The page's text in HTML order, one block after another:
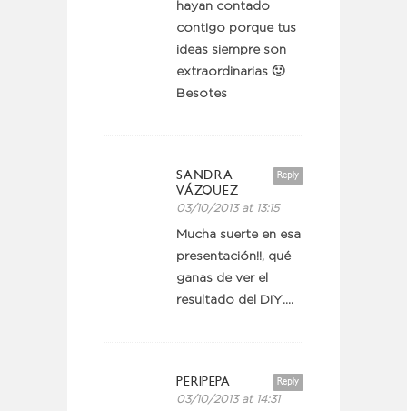
hayan contado
contigo porque tus
ideas siempre son
extraordinarias 🙂
Besotes
Reply
SANDRA
VÁZQUEZ
03/10/2013 at 13:15
Mucha suerte en esa
presentación!!, qué
ganas de ver el
resultado del DIY….
Reply
PERIPEPA
03/10/2013 at 14:31